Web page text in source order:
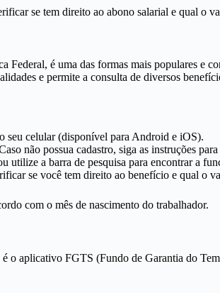
se tem direito ao abono salarial e qual o
é uma das formas mais populares e
e permite a consulta de diversos
seu celular (disponível para Android e iOS).
não possua cadastro, siga as instruções
utilize a barra de pesquisa para encontrar a
se você tem direito ao benefício e qual o
com o mês de nascimento do trabalhador.
o aplicativo FGTS (Fundo de Garantia do